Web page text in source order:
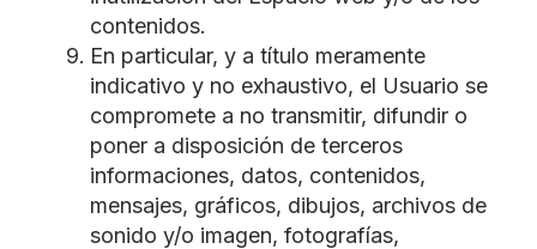
contenidos.
En particular, y a título meramente
indicativo y no exhaustivo, el Usuario se
compromete a no transmitir, difundir o
poner a disposición de terceros
informaciones, datos, contenidos,
mensajes, gráficos, dibujos, archivos de
sonido y/o imagen, fotografías,